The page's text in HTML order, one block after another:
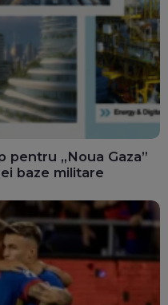
pentru „Noua Gaza”
baze militare